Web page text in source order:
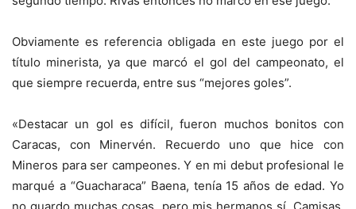
Obviamente es referencia obligada en este juego por el
título minerista, ya que marcó el gol del campeonato, el
que siempre recuerda, entre sus “mejores goles”.
«Destacar un gol es difícil, fueron muchos bonitos con
Caracas, con Minervén. Recuerdo uno que hice con
Mineros para ser campeones. Y en mi debut profesional le
marqué a “Guacharaca” Baena, tenía 15 años de edad. Yo
no guardo muchas cosas, pero mis hermanos sí. Camisas,